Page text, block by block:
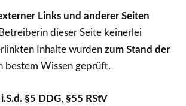
Links und anderer Seiten
dieser Seite keinerlei
Inhalte wurdenzum Stand der
bestem Wissen geprüft.
§5 DDG, §55 RStV